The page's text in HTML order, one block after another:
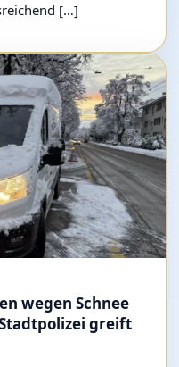
[…]
wegen Schnee
greift